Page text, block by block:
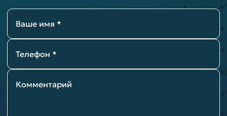
Ваше имя *
Телефон *
Комментарий